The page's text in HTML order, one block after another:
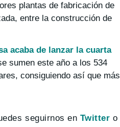
plantas de fabricación de
entre la construcción de
acaba de lanzar la cuarta
sumen este año a los 534
consiguiendo así que más
seguirnos en Twitter o